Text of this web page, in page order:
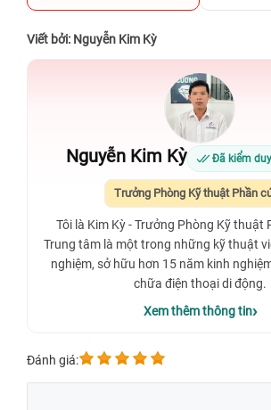
Viết bởi: Nguyễn Kim Kỳ
Nguyễn Kim Kỳ Đã kiểm
Trưởng Phòng Kỹ thuật Phần
Tôi là Kim Kỳ - Trưởng Phòng Kỹ thuật
Trung tâm là một trong những kỹ thuật
nghiệm, sở hữu hơn 15 năm kinh
chữa điện thoại di động.
Xem thêm thông tin
Đánh giá: